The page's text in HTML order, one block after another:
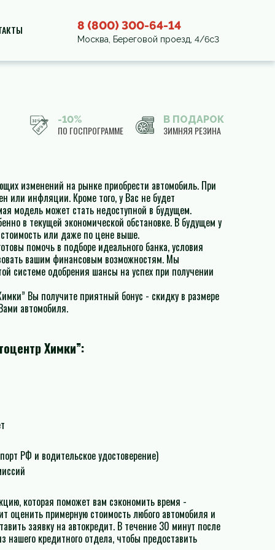
8 (800) 300-64-14
Москва, Береговой проезд, 4/6с3
-10%
ПО ГОСПРОГРАММЕ
В ПОДАРОК
ЗИМНЯЯ РЕЗИНА
изменений на рынке приобрести автомобиль. При
или инфляции. Кроме того, у Вас не будет
модель может стать недоступной в будущем.
в текущей экономической обстановке. В будущем у
или даже по цене выше.
помочь в подборе идеального банка, условия
вашим финансовым возможностям. Мы
системе одобрения шансы на успех при получении
Вы получите приятный бонус - скидку в размере
автомобиля.
Химки”:
РФ и водительское удостоверение)
которая поможет вам сэкономить время -
оценить примерную стоимость любого автомобиля и
заявку на автокредит. В течение 30 минут после
кредитного отдела, чтобы предоставить